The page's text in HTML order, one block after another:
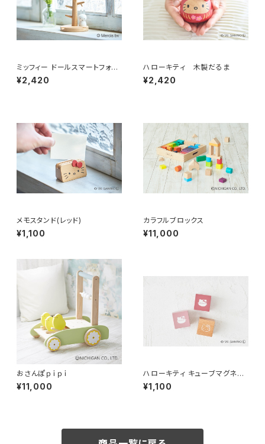
ミッフィー ドールスマートフォン
スタンド
¥2,420
ハローキティ 木製だるま
¥2,420
メモスタンド(レッド)
¥1,100
カラフルブロックス
¥11,000
おさんぽｐｉｐｉ
¥11,000
ハローキティ キューブマグネッ
ト
¥1,100